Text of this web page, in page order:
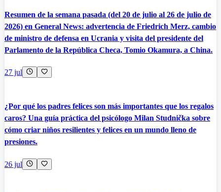
Resumen de la semana pasada (del 20 de julio al 26 de julio de
2026) en General News: advertencia de Friedrich Merz, cambio
de ministro de defensa en Ucrania y visita del presidente del
Parlamento de la República Checa, Tomio Okamura, a China.
27 jul
¿Por qué los padres felices son más importantes que los regalos
caros? Una guía práctica del psicólogo Milan Studnička sobre
cómo criar niños resilientes y felices en un mundo lleno de
presiones.
26 jul